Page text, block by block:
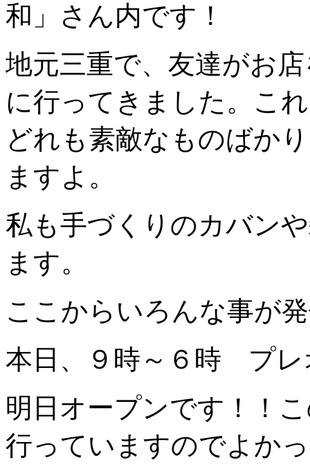
和」さん内です！
地元三重で、友達がお
に行ってきました。こ
どれも素敵なものばか
ますよ。
私も手づくりのカバン
ます。
ここからいろんな事が
本日、９時～６時 プレ
明日オープンです！！
行っていますのでよか